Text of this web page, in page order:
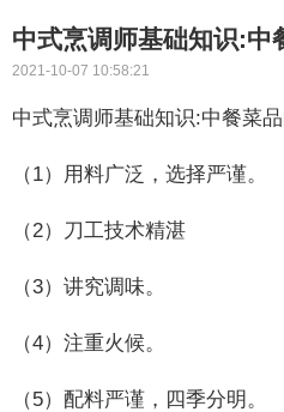
中式烹调师基础知识:中
2021-10-07 10:58:21
中式烹调师基础知识:中餐菜
（1）用料广泛，选择严谨。
（2）刀工技术精湛
（3）讲究调味。
（4）注重火候。
（5）配料严谨，四季分明。